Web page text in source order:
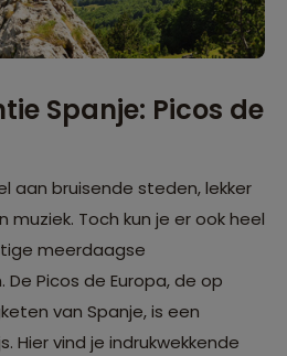
Spanje: Picos de
aan bruisende steden, lekker
muziek. Toch kun je er ook heel
meerdaagse
Picos de Europa, de op
van Spanje, is een
Hier vind je indrukwekkende